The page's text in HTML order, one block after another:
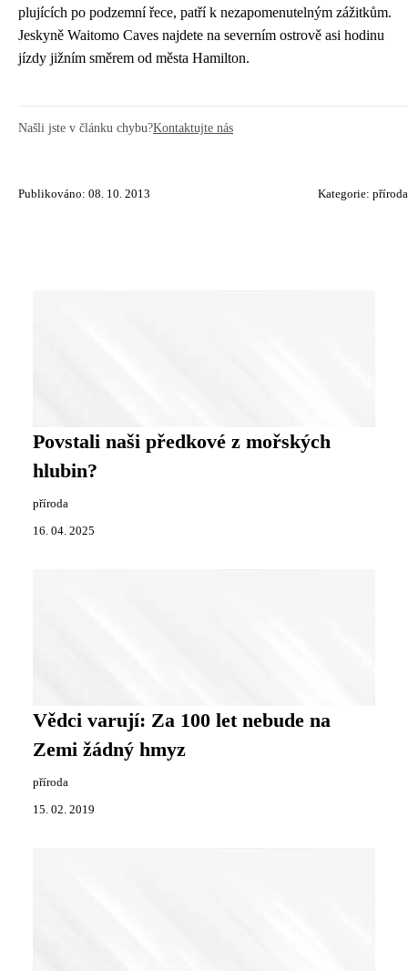
plujících po podzemní řece, patří k nezapomenutelným zážitkům.
Jeskyně Waitomo Caves najdete na severním ostrově asi hodinu
jízdy jižním směrem od města Hamilton.
Našli jste v článku chybu?Kontaktujte nás
Publikováno: 08. 10. 2013 Kategorie: příroda
Povstali naši předkové z mořských
hlubin?
příroda
16. 04. 2025
Vědci varují: Za 100 let nebude na
Zemi žádný hmyz
příroda
15. 02. 2019